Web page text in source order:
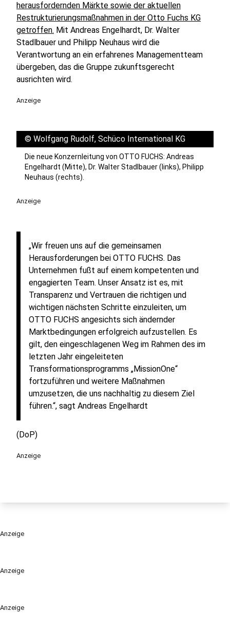
Anzeige
Anzeige
herausfordernden Märkte sowie der aktuellen
Restrukturierungsmaßnahmen in der Otto Fuchs KG
getroffen. Mit Andreas Engelhardt, Dr. Walter
Stadlbauer und Philipp Neuhaus wird die
Verantwortung an ein erfahrenes Managementteam
übergeben, das die Gruppe zukunftsgerecht
ausrichten wird.
Anzeige
© Wolfgang Rudolf, Schüco International KG
Die neue Konzernleitung von OTTO FUCHS: Andreas
Engelhardt (Mitte), Dr. Walter Stadlbauer (links), Philipp
Neuhaus (rechts).
Anzeige
„Wir freuen uns auf die gemeinsamen
Herausforderungen bei OTTO FUCHS. Das
Unternehmen fußt auf einem kompetenten und
engagierten Team. Unser Ansatz ist es, mit
Transparenz und Vertrauen die richtigen und
wichtigen nächsten Schritte einzuleiten, um
OTTO FUCHS angesichts sich ändernder
Marktbedingungen erfolgreich aufzustellen. Es
gilt, den eingeschlagenen Weg im Rahmen des im
letzten Jahr eingeleiteten
Transformationsprogramms „MissionOne“
fortzuführen und weitere Maßnahmen
umzusetzen, die uns nachhaltig zu diesem Ziel
führen.“, sagt Andreas Engelhardt
(DoP)
Anzeige
Anzeige